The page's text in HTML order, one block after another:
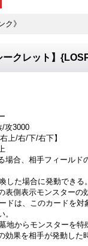
ク》
クレット】
/攻3000
上/右/下/右下】
場合、相手フィールド
した場合に発動できる。
表側表示モンスターの
ドは、このカードを
地からモンスターを特
効果を相手が発動した